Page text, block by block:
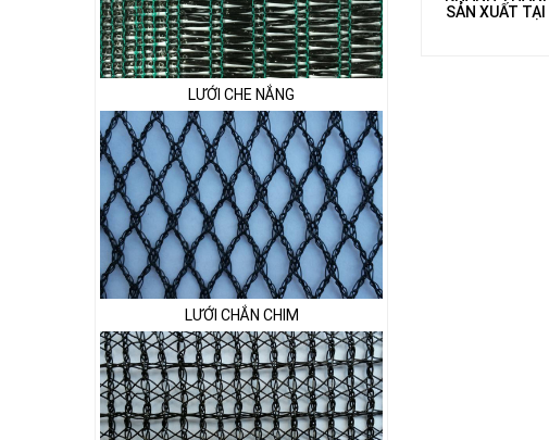
LƯỚI CHE NẮNG
LƯỚI CHẮN CHIM
SẢN XUẤT TẠI